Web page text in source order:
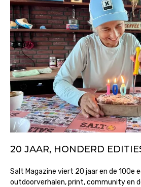
20 JAAR, HONDERD
Salt Magazine viert 20 jaar en de 100e
outdoorverhalen, print, community en